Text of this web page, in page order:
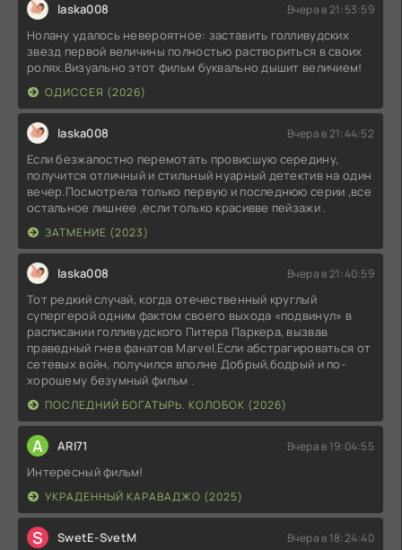
laska008 Вчера в 21:53:59
Нолану удалось невероятное: заставить голливудских
звезд первой величины полностью раствориться в своих
ролях.Визуально этот фильм буквально дышит величием!
ОДИССЕЯ (2026)
laska008 Вчера в 21:44:52
Если безжалостно перемотать провисшую середину,
получится отличный и стильный нуарный детектив на один
вечер.Посмотрела только первую и последнюю серии ,все
остальное лишнее ,если только красивве пейзажи .
ЗАТМЕНИЕ (2023)
laska008 Вчера в 21:40:59
Тот редкий случай, когда отечественный круглый
супергерой одним фактом своего выхода «подвинул» в
расписании голливудского Питера Паркера, вызвав
праведный гнев фанатов Marvel.Если абстрагироваться от
сетевых войн, получился вполне Добрый,бодрый и по-
хорошему безумный фильм .
ПОСЛЕДНИЙ БОГАТЫРЬ. КОЛОБОК (2026)
A ARI71 Вчера в 19:04:55
Интересный фильм!
УКРАДЕННЫЙ КАРАВАДЖО (2025)
S SwetE-SvetM Вчера в 18:24:40